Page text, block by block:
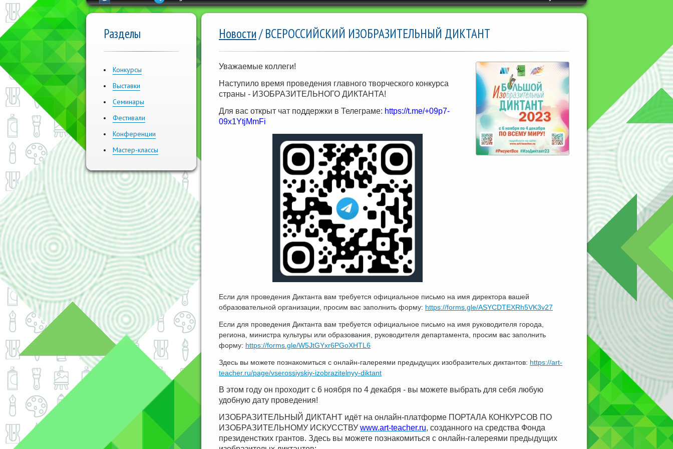
Разделы
Конкурсы
Выставки
Семинары
Фестивали
Конференции
Мастер-классы
Новости/ ВСЕРОССИЙСКИЙ ИЗОБРАЗИТЕЛЬНЫЙ ДИКТАНТ
Уважаемые коллеги!
Наступило время проведения главного творческого конкурса
страны - ИЗОБРАЗИТЕЛЬНОГО ДИКТАНТА!
Для вас открыт чат поддержки в Телеграме: https://t.me/+09p7-
09x1YtjMmFi
Если для проведения Диктанта вам требуется официальное письмо на имя директора вашей
образовательной организации, просим вас заполнить форму: https://forms.gle/ASYCDTEXRh5VK3v27
Если для проведения Диктанта вам требуется официальное письмо на имя руководителя города,
региона, министра культуры или образования, руководителя департамента, просим вас заполнить
форму: https://forms.gle/W5JtGYxr6PGoXHTL6
Здесь вы можете познакомиться с онлайн-галереями предыдущих изобразителых диктантов: https://art-
teacher.ru/page/vserossiyskiy-izobrazitelnyy-diktant
В этом году он проходит с 6 ноября по 4 декабря - вы можете выбрать для себя любую
удобную дату проведения!
ИЗОБРАЗИТЕЛЬНЫЙ ДИКТАНТ идёт на онлайн-платформе ПОРТАЛА КОНКУРСОВ ПО
ИЗОБРАЗИТЕЛЬНОМУ ИСКУССТВУ www.art-teacher.ru, созданного на средства Фонда
президенстких грантов. Здесь вы можете познакомиться с онлайн-галереями предыдущих